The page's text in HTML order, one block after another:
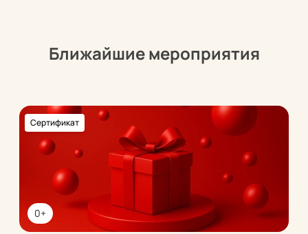
Ближайшие мероприятия
0+
Сертификат